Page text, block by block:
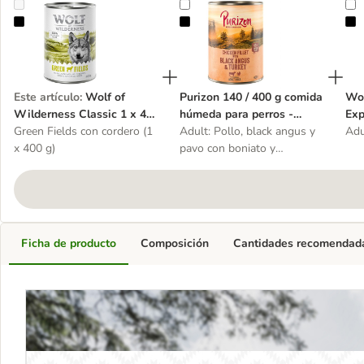
Wolf of Wilderness Classic 1 x 400 g
Este artículo: Wolf of
Wilderness Classic 1 x 400
g
Green Fields con cordero (1
x 400 g)
Purizon 140 / 400 g comida
Purizon 140 / 400 g comida
húmeda para perros -
Oferta de prueba
Adult: Pollo, black angus y
pavo con boniato y
Ficha de producto Composición Cantidades